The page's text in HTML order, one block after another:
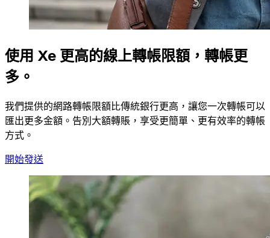
使用 Xe 更高的線上轉帳限額，轉帳更
多。
我們提供的網路轉帳限額比傳統銀行更高，讓您一次轉帳可以
匯出更多金額。告別大額轉賬，享受更簡單、更有效率的轉帳
方式。
開始發送